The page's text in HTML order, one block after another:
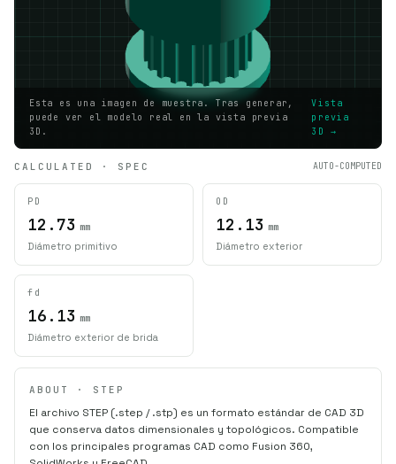
Esta es una imagen de muestra. Tras generar,
puede ver el modelo real en la vista previa
3D.
Vista
previa
3D →
CALCULATED · SPEC AUTO-COMPUTED
PD
12.73 mm
Diámetro primitivo
OD
12.13 mm
Diámetro exterior
fd
16.13 mm
Diámetro exterior de brida
ABOUT · STEP
El archivo STEP (.step / .stp) es un formato estándar de CAD 3D
que conserva datos dimensionales y topológicos. Compatible
con los principales programas CAD como Fusion 360,